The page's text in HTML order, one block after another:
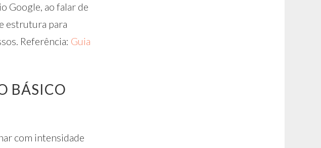
Google, ao falar de
estrutura para
Referência: Guia
BÁSICO
com intensidade